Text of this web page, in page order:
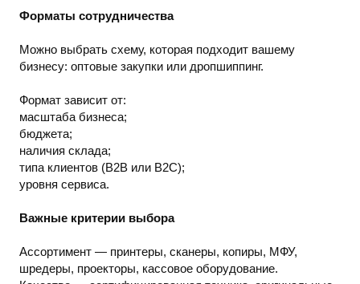
Форматы сотрудничества
Можно выбрать схему, которая подходит вашему
бизнесу: оптовые закупки или дропшиппинг.
Формат зависит от:
масштаба бизнеса;
бюджета;
наличия склада;
типа клиентов (B2B или B2C);
уровня сервиса.
Важные критерии выбора
Ассортимент — принтеры, сканеры, копиры, МФУ,
шредеры, проекторы, кассовое оборудование.